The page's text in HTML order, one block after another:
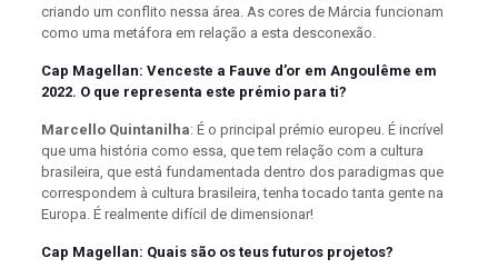
criando um conflito nessa área. As cores de Márcia funcionam
como uma metáfora em relação a esta desconexão.
Cap Magellan: Venceste a Fauve d’or em Angoulême em
2022. O que representa este prémio para ti?
Marcello Quintanilha: É o principal prémio europeu. É incrível
que uma história como essa, que tem relação com a cultura
brasileira, que está fundamentada dentro dos paradigmas que
correspondem à cultura brasileira, tenha tocado tanta gente na
Europa. É realmente difícil de dimensionar!
Cap Magellan: Quais são os teus futuros projetos?